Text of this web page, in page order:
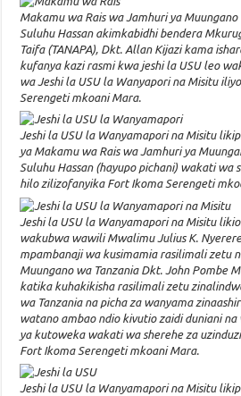
Makamu wa Rais wa Jamhuri ya Muungano
Suluhu Hassan akimkabidhi bendera
Taifa (TANAPA), Dkt. Allan Kijazi kama
kufanya kazi rasmi kwa jeshi la USU leo
wa Jeshi la USU la Wanyapori na Misitu
Serengeti mkoani Mara.
Jeshi la USU la Wanyamapori na Misitu
ya Makamu wa Rais wa Jamhuri ya
Suluhu Hassan (hayupo pichani) wakati wa
hilo zilizofanyika Fort Ikoma Serengeti
Jeshi la USU la Wanyamapori na Misitu
wakubwa wawili Mwalimu Julius K.
mpambanaji wa kusimamia rasilimali zetu
Muungano wa Tanzania Dkt. John Pombe
katika kuhakikisha rasilimali zetu
wa Tanzania na picha za wanyama
watano ambao ndio kivutio zaidi duniani
ya kutoweka wakati wa sherehe za
Fort Ikoma Serengeti mkoani Mara.
Jeshi la USU la Wanyamapori na Misitu